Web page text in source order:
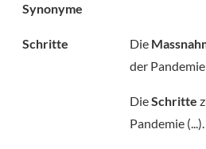
Synonyme
Schritte Die
der Pandemie
DieSchritte
Pandemie (...).